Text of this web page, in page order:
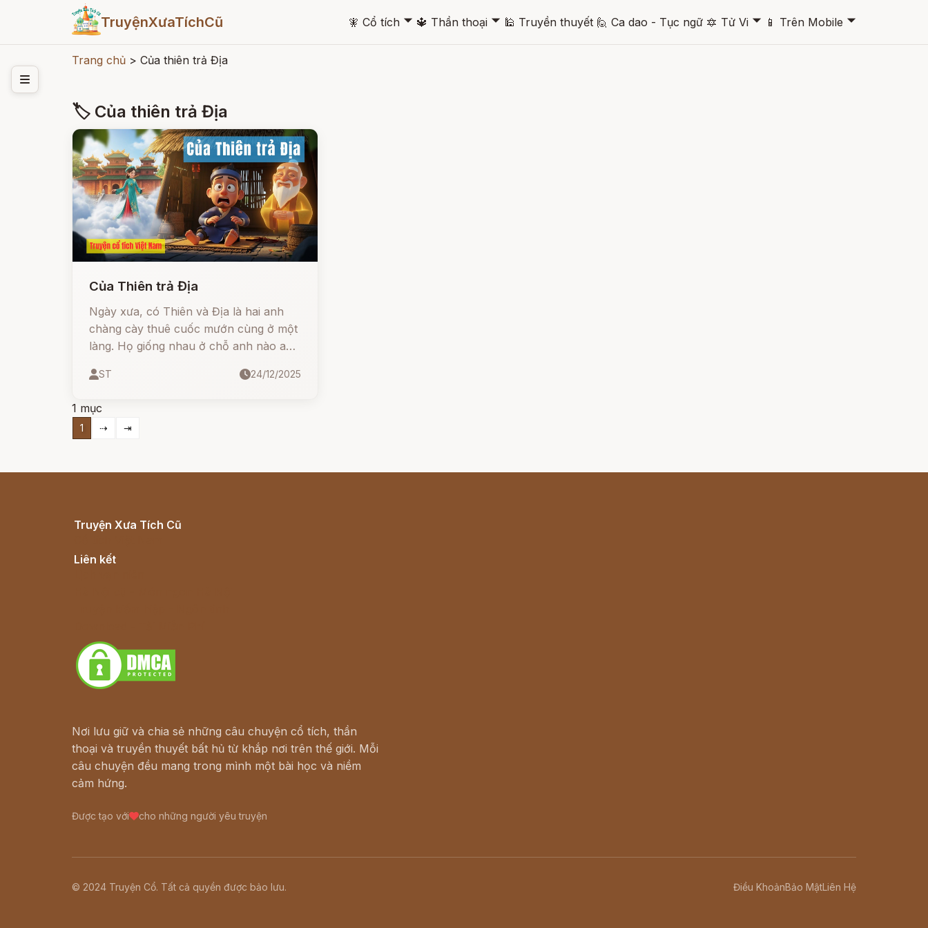
TruyệnXưaTíchCũ 🧚 Cổ tích 🞃 🔱 Thần thoại 🞃 🕌 Truyền thuyết 🙋 Ca dao - Tục ngữ 🔯 Tử Vi 🞃 📱 Trên Mobile 🞃
Trang chủ > Của thiên trả Địa
🏷 Của thiên trả Địa
Của Thiên trả Địa
Ngày xưa, có Thiên và Địa là hai anh
chàng cày thuê cuốc mướn cùng ở một
làng. Họ giống nhau ở chỗ anh nào anh
côi cha mẹ. Nhưng Thiên rất sáng dạ,
ST 24/12/2025
1 mục
1 ⇢ ⇥
Truyện Xưa Tích Cũ
Liên kết
Nơi lưu giữ và chia sẻ những câu chuyện cổ tích, thần
thoại và truyền thuyết bất hủ từ khắp nơi trên thế giới. Mỗi
câu chuyện đều mang trong mình một bài học và niềm
cảm hứng.
Được tạo với cho những người yêu truyện
© 2024 Truyện Cổ. Tất cả quyền được bảo lưu. Điều KhoảnBảo MậtLiên Hệ